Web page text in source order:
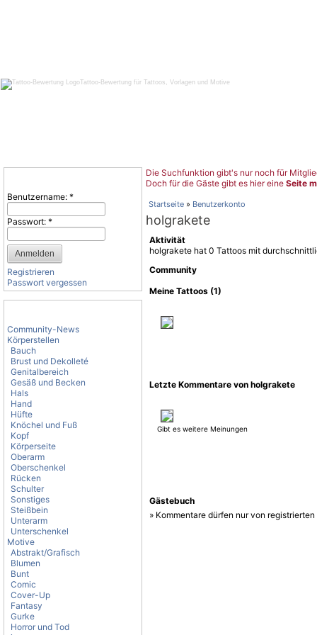
Tattoo-Bewertung für Tattoos, Vorlagen und Motive
Benutzername: *
Passwort: *
Registrieren
Passwort vergessen
Community-News
Körperstellen
Bauch
Brust und Dekolleté
Genitalbereich
Gesäß und Becken
Hals
Hand
Hüfte
Knöchel und Fuß
Kopf
Körperseite
Oberarm
Oberschenkel
Rücken
Schulter
Sonstiges
Steißbein
Unterarm
Unterschenkel
Motive
Abstrakt/Grafisch
Blumen
Bunt
Comic
Cover-Up
Fantasy
Gurke
Horror und Tod
Die Suchfunktion gibt's nur noch für
Doch für die Gäste gibt es hier eine Seite
Startseite » Benutzerkonto
holgrakete
Aktivität
holgrakete hat 0 Tattoos mit
Community
Meine Tattoos (1)
Letzte Kommentare von holgrakete
Gibt es weitere Meinungen
Gästebuch
» Kommentare dürfen nur von